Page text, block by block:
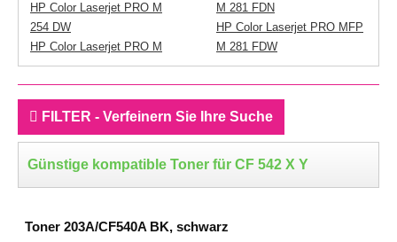
HP Color Laserjet PRO M
254 DW
HP Color Laserjet PRO M
M 281 FDN
HP Color Laserjet PRO MFP
M 281 FDW
FILTER - Verfeinern Sie Ihre Suche
Günstige kompatible Toner für CF 542 X Y
Toner 203A/CF540A BK, schwarz